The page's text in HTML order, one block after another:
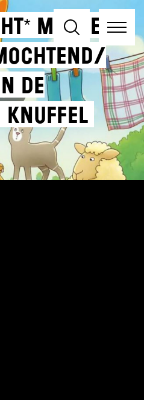
Meet en
de
knuffel